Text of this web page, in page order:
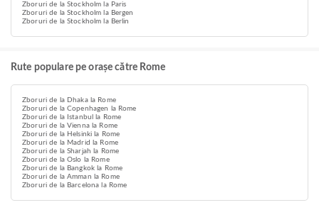
Zboruri de la Stockholm la Paris
Zboruri de la Stockholm la Bergen
Zboruri de la Stockholm la Berlin
Rute populare pe orașe către Rome
Zboruri de la Dhaka la Rome
Zboruri de la Copenhagen la Rome
Zboruri de la Istanbul la Rome
Zboruri de la Vienna la Rome
Zboruri de la Helsinki la Rome
Zboruri de la Madrid la Rome
Zboruri de la Sharjah la Rome
Zboruri de la Oslo la Rome
Zboruri de la Bangkok la Rome
Zboruri de la Amman la Rome
Zboruri de la Barcelona la Rome